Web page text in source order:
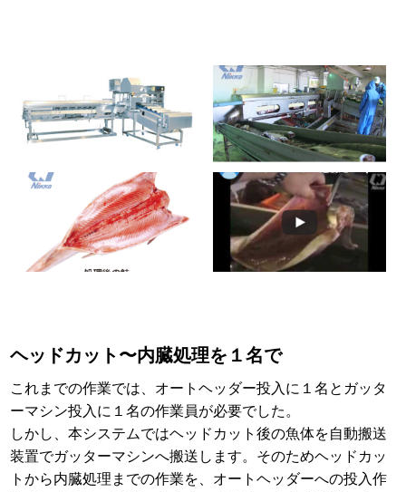
ヘッドカット〜内臓処理を１名で
これまでの作業では、オートヘッダー投入に１名とガッタ
ーマシン投入に１名の作業員が必要でした。
しかし、本システムではヘッドカット後の魚体を自動搬送
装置でガッターマシンへ搬送します。そのためヘッドカッ
トから内臓処理までの作業を、オートヘッダーへの投入作